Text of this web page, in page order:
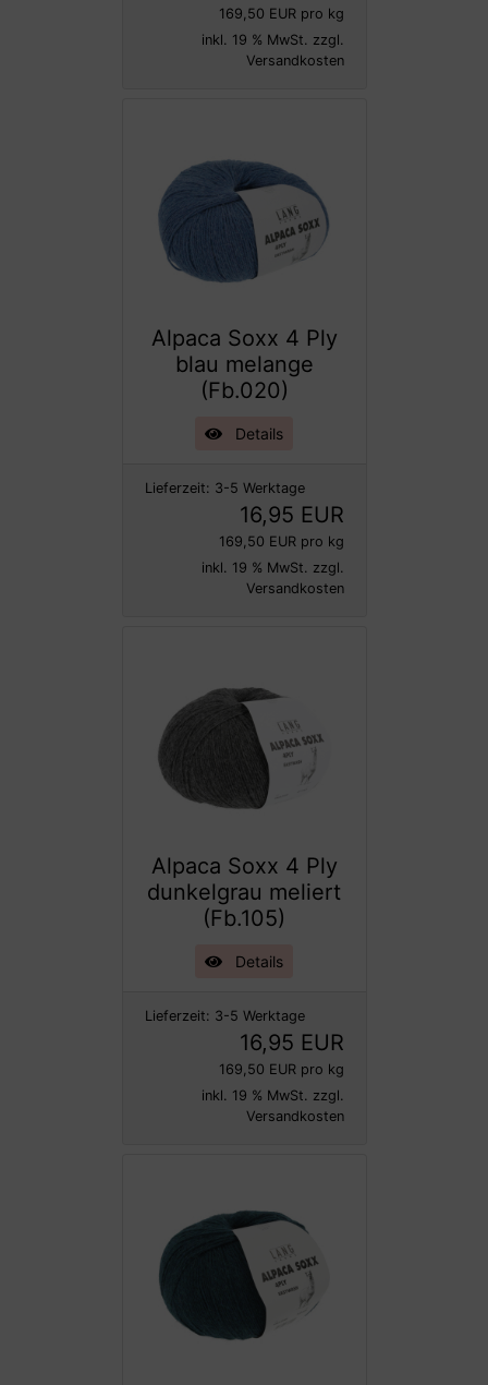
169,50 EUR pro kg
inkl. 19 % MwSt. zzgl.
Versandkosten
Alpaca Soxx 4 Ply
blau melange
(Fb.020)
Details
Lieferzeit: 3-5 Werktage
16,95 EUR
169,50 EUR pro kg
inkl. 19 % MwSt. zzgl.
Versandkosten
Alpaca Soxx 4 Ply
dunkelgrau meliert
(Fb.105)
Details
Lieferzeit: 3-5 Werktage
16,95 EUR
169,50 EUR pro kg
inkl. 19 % MwSt. zzgl.
Versandkosten